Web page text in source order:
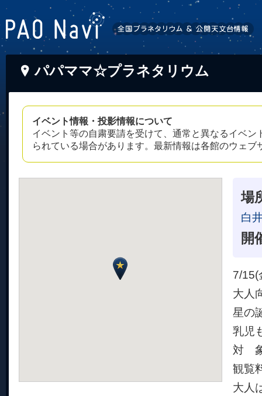
パパママ☆プラネタリウム
イベント情報・投影情報について
イベント等の自粛要請を受けて、通常と異なるイベ
られている場合があります。最新情報は各館のウェ
場
白
開
7/15(
大人
星の
乳児
対 象
観覧
大人